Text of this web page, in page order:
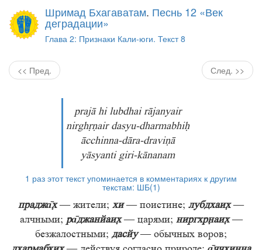
Шримад Бхагаватам. Песнь 12 «Век
деградации»
Глава 2: Признаки Кали-юги. Текст 8
<< Пред. След. >>
prajā hi lubdhai rājanyair
nirghṛṇair dasyu-dharmabhiḥ
ācchinna-dāra-draviṇā
yāsyanti giri-kānanam
1 раз этот текст упоминается в комментариях к другим
текстам: ШБ(1)
праджа̄х̣— жители; хи— поистине; лубдхаих̣—
алчными; ра̄джанйаих̣— царями; ниргхр̣н̣аих̣—
безжалостными; дасйу— обычных воров;